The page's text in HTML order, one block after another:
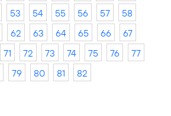
53 54 55 56 57
58
62 63 64 65 66
67
71 72 73 74 75 76
77
79 80 81 82